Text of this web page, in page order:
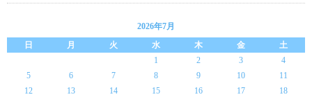
2026年7月
日
月 火 水 木 金
土
1
2 3
4
5
6 7 8 9 10
11
12
13 14 15 16 17
18